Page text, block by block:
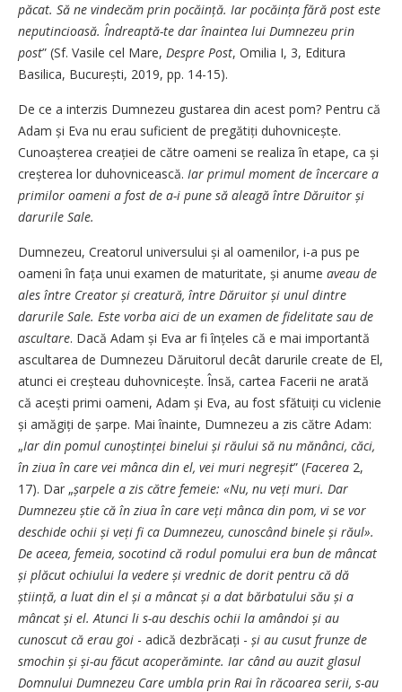
păcat. Să ne vindecăm prin pocăință. Iar pocăința fără post este
neputincioasă. Îndreaptă-te dar înaintea lui Dumnezeu prin
post” (Sf. Vasile cel Mare, Despre Post, Omilia I, 3, Editura
Basilica, București, 2019, pp. 14-15).
De ce a interzis Dumnezeu gustarea din acest pom? Pentru că
Adam și Eva nu erau suficient de pregătiți duhovnicește.
Cunoașterea creației de către oameni se realiza în etape, ca și
creșterea lor duhovnicească. Iar primul moment de încercare a
primilor oameni a fost de a-i pune să aleagă între Dăruitor și
darurile Sale.
Dumnezeu, Creatorul universului și al oamenilor, i-a pus pe
oameni în fața unui examen de maturitate, și anume aveau de
ales între Creator și creatură, între Dăruitor și unul dintre
darurile Sale. Este vorba aici de un examen de fidelitate sau de
ascultare. Dacă Adam și Eva ar fi înțeles că e mai importantă
ascultarea de Dumnezeu Dăruitorul decât darurile create de El,
atunci ei creșteau duhovnicește. Însă, cartea Facerii ne arată
că acești primi oameni, Adam și Eva, au fost sfătuiți cu viclenie
și amăgiți de șarpe. Mai înainte, Dumnezeu a zis către Adam:
„Iar din pomul cunoștinței binelui și răului să nu mănânci, căci,
în ziua în care vei mânca din el, vei muri negreșit” (Facerea 2,
17). Dar „șarpele a zis către femeie: «Nu, nu veți muri. Dar
Dumnezeu știe că în ziua în care veți mânca din pom, vi se vor
deschide ochii și veți fi ca Dumnezeu, cunoscând binele și răul».
De aceea, femeia, socotind că rodul pomului era bun de mâncat
și plăcut ochiului la vedere și vrednic de dorit pentru că dă
știință, a luat din el și a mâncat și a dat bărbatului său și a
mâncat și el. Atunci li s-au deschis ochii la amândoi și au
cunoscut că erau goi - adică dezbrăcați - și au cusut frunze de
smochin și și-au făcut acoperăminte. Iar când au auzit glasul
Domnului Dumnezeu Care umbla prin Rai în răcoarea serii, s-au